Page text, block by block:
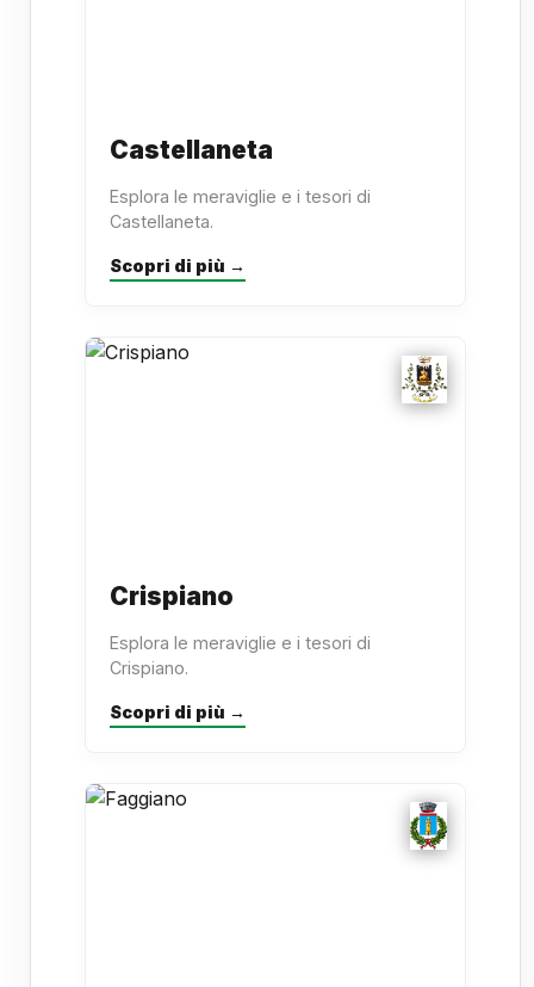
Castellaneta
Esplora le meraviglie e i tesori di
Castellaneta.
Scopri di più →
Crispiano
Esplora le meraviglie e i tesori di
Crispiano.
Scopri di più →